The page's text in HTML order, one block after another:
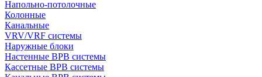
Напольно-потолочные
Колонные
Канальные
VRV/VRF системы
Наружные блоки
Настенные ВРВ системы
Кассетные ВРВ системы